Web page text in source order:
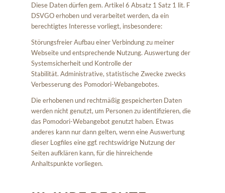
Diese Daten dürfen gem. Artikel 6 Absatz 1 Satz 1 lit. F
DSVGO erhoben und verarbeitet werden, da ein
berechtigtes Interesse vorliegt, insbesondere:
Störungsfreier Aufbau einer Verbindung zu meiner
Webseite und entsprechende Nutzung. Auswertung der
Systemsicherheit und Kontrolle der
Stabilität. Administrative, statistische Zwecke zwecks
Verbesserung des Pomodori-Webangebotes.
Die erhobenen und rechtmäßig gespeicherten Daten
werden nicht genutzt, um Personen zu identifizieren, die
das Pomodori-Webangebot genutzt haben. Etwas
anderes kann nur dann gelten, wenn eine Auswertung
dieser Logfiles eine ggf. rechtswidrige Nutzung der
Seiten aufklären kann, für die hinreichende
Anhaltspunkte vorliegen.